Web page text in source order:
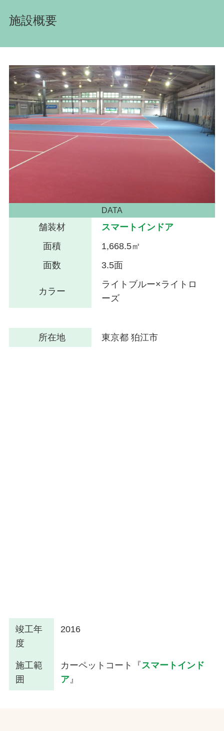
文字の見えづらさや操作にお困りの方へ
施設概要
DATA
舗装材
スマートインドア
面積
1,668.5㎡
面数
3.5面
カラー
ライトブルー×ライトロ
ーズ
所在地 東京都 狛江市
竣工年
度
2016
施工範
囲
カーペットコート『スマートインド
ア』